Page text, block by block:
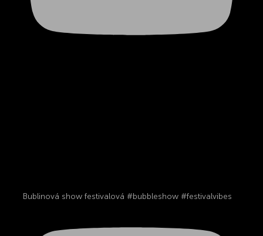
Bublinová show festivalová #bubbleshow #festivalvibes